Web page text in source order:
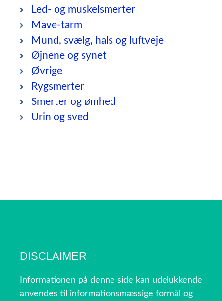
Led- og muskelsmerter
Mave-tarm
Mund, svælg, hals og luftveje
Øjnene og synet
Øvrige
Rygsmerter
Smerter og ømhed
Urin og sved
DISCLAIMER
Informationen på denne side kan udelukkende
anvendes til informationsmæssige formål og